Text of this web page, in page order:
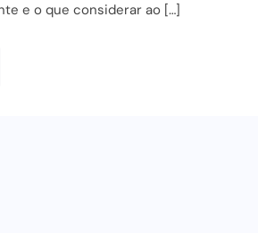
e o que considerar ao […]